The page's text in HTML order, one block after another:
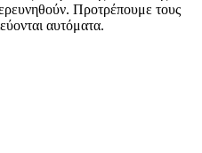
Προτρέπουμε τους
αυτόματα.